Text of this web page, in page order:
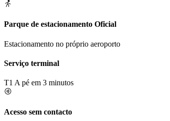
Parque de estacionamento Oficial
Estacionamento no próprio aeroporto
Serviço terminal
T1 A pé em 3 minutos
Acesso sem contacto